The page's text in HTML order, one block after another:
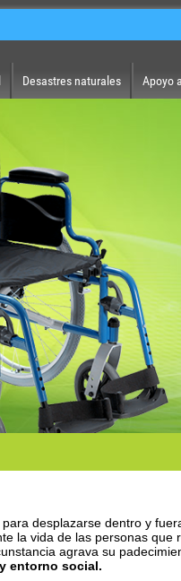
Desastres naturales Apoyo
desplazarse dentro y
la vida de las personas que
agrava su
entorno social.